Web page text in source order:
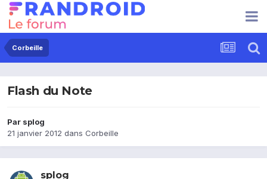
Corbeille
Flash du Note
Par splog
21 janvier 2012 dans Corbeille
splog